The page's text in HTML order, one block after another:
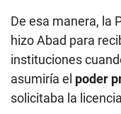
De esa manera, la
hizo Abad para
instituciones
asumiría el poder
solicitaba la